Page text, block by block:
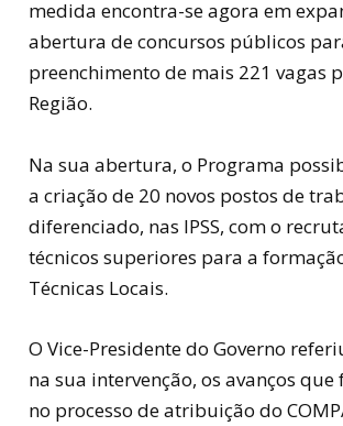
medida encontra-se agora em
abertura de concursos públicos
preenchimento de mais 221 vagas
Região.
Na sua abertura, o Programa
a criação de 20 novos postos de
diferenciado, nas IPSS, com o
técnicos superiores para a
Técnicas Locais.
O Vice-Presidente do Governo
na sua intervenção, os avanços
no processo de atribuição do